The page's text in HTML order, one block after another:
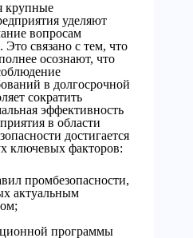
крупные
уделяют
вопросам
Это связано с тем, что
осознают, что
в долгосрочной
сократить
эффективность
в области
достигается
ключевых факторов:
промбезопасности,
актуальным
программы